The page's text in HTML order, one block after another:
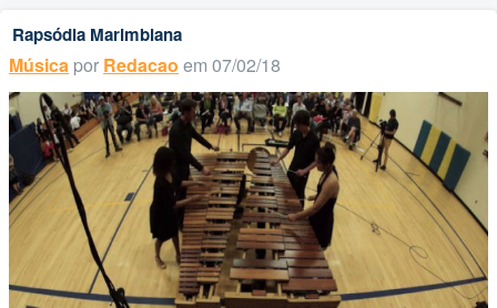
Rapsódia Marimbiana
Música por Redacao em 07/02/18